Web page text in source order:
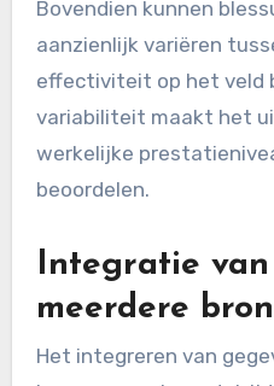
omgevingen
De prestaties van
winteromstandigheden
uithoudingsvermogen
spelers beïnvloeden,
prestatiemetrics